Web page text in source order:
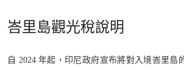
峇里島觀光稅說明
自 2024 年起，印尼政府宣布將對入境峇里島